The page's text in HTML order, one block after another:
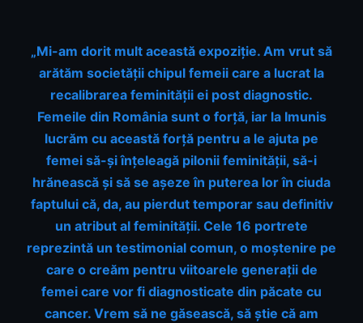
„Mi-am dorit mult această expoziție. Am vrut să
arătăm societății chipul femeii care a lucrat la
recalibrarea feminității ei post diagnostic.
Femeile din România sunt o forță, iar la Imunis
lucrăm cu această forță pentru a le ajuta pe
femei să-și înțeleagă pilonii feminității, să-i
hrănească și să se așeze în puterea lor în ciuda
faptului că, da, au pierdut temporar sau definitiv
un atribut al feminității. Cele 16 portrete
reprezintă un testimonial comun, o moștenire pe
care o creăm pentru viitoarele generații de
femei care vor fi diagnosticate din păcate cu
cancer. Vrem să ne găsească, să știe că am